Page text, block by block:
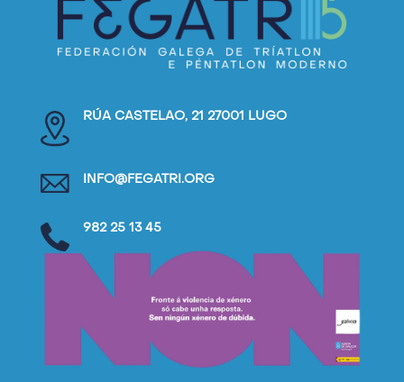
RÚA CASTELAO, 21 27001 LUGO
INFO@FEGATRI.ORG
982 25 13 45